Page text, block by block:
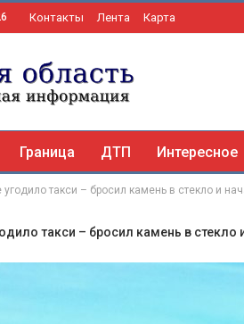
Контакты Лента Карта
Граница ДТП Интересное
угодило такси – бросил камень в стекло и
такси – бросил камень в